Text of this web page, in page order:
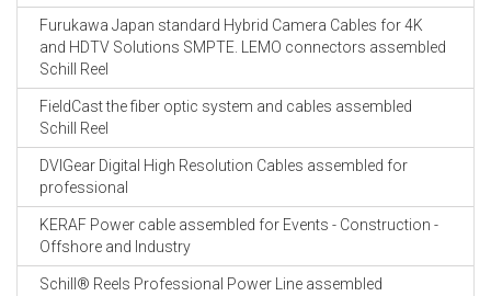
Furukawa Japan standard Hybrid Camera Cables for 4K
and HDTV Solutions SMPTE. LEMO connectors assembled
Schill Reel
FieldCast the fiber optic system and cables assembled
Schill Reel
DVIGear Digital High Resolution Cables assembled for
professional
KERAF Power cable assembled for Events - Construction -
Offshore and Industry
Schill® Reels Professional Power Line assembled